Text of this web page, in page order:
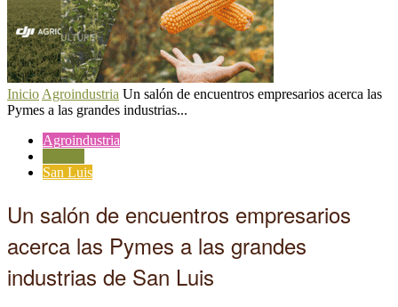
Inicio Agroindustria Un salón de encuentros empresarios acerca las
Pymes a las grandes industrias...
Agroindustria
San Luis
Un salón de encuentros empresarios
acerca las Pymes a las grandes
industrias de San Luis